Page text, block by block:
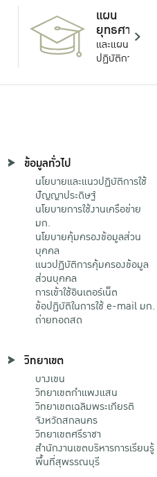
แผน
ยุทธศาสตร์
และแผน
ปฏิบัติการ
ข้อมูลทั่วไป
นโยบายและแนวปฏิบัติการใช้
ปัญญาประดิษฐ์
นโยบายการใช้งานเครือข่าย
มก.
นโยบายคุ้มครองข้อมูลส่วน
บุคคล
แนวปฏิบัติการคุ้มครองข้อมูล
ส่วนบุคคล
การเข้าใช้อินเตอร์เน็ต
ข้อปฏิบัติในการใช้ e-mail มก.
ถ่ายทอดสด
วิทยาเขต
บางเขน
วิทยาเขตกําแพงแสน
วิทยาเขตเฉลิมพระเกียรติ
จังหวัดสกลนคร
วิทยาเขตศรีราชา
สำนักงานเขตบริหารการเรียนรู้
พื้นที่สุพรรณบุรี